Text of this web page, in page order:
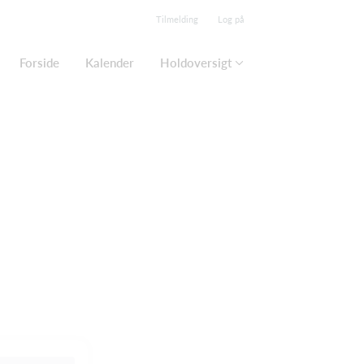
Tilmelding Log på
Forside Kalender Holdoversigt